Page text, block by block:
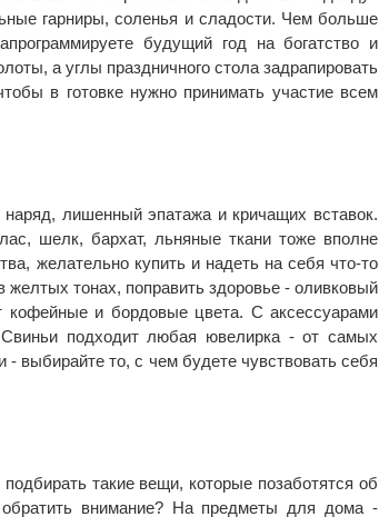
гарниры, соленья и сладости. Чем больше
будущий год на богатство и
а углы праздничного стола задрапировать
в готовке нужно принимать участие всем
лишенный эпатажа и кричащих вставок.
шелк, бархат, льняные ткани тоже вполне
желательно купить и надеть на себя что-то
тонах, поправить здоровье - оливковый
кофейные и бордовые цвета. С аксессуарами
подходит любая ювелирка - от самых
выбирайте то, с чем будете чувствовать себя
такие вещи, которые позаботятся об
внимание? На предметы для дома -